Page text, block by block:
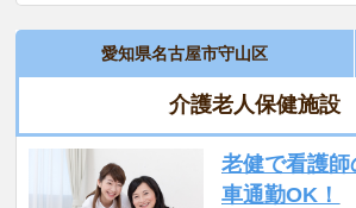
愛知県名古屋市守山区
介護老人保健施設
老健で看護
車通勤OK！